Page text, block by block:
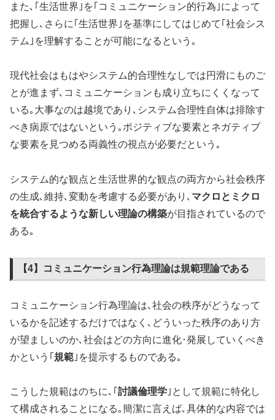
また､｢生活世界｣を｢コミュニケーション的行為｣によって
把握し､さらに｢生活世界｣を基準にしてはじめて｢社会シス
テム｣を理解することが可能になるという｡
現代社会はもはやシステム的合理性なしでは円滑にものご
とが進まず､コミュニケーションも成り立ちにくくなって
いる｡大事なのは越境であり､システム合理性自体は排除す
べき病原ではないという｡ポジティブな要素とネガティブ
な要素を見つめる両義性の視点が必要だという｡
システム的な観点と生活世界的な観点の両方から社会秩序
の生成､維持､変動を考慮する必要があり､ マクロとミクロ
を統合するような新しい理論の構築が目指されているので
ある｡
【4】コミュニケーション行為理論は規範理論である
コミュニケーション行為理論は､社会の秩序がどうなって
いるかを記述するだけではなく､どういった秩序のあり方
が望ましいのか､社会はどの方向に進化･発展していくべき
かという｢ 規範 ｣を提示するものである｡
こうした規範はのちに､｢ 討議倫理学 ｣として規範に特化し
て構成されることになる｡簡潔に言えば､具体的な内容では